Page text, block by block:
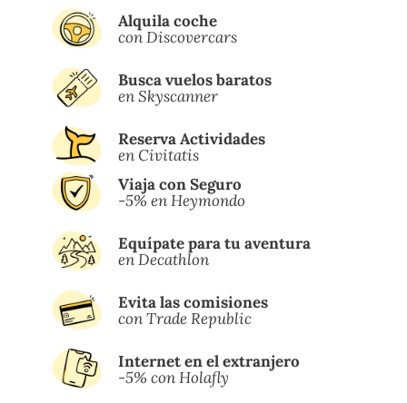
Alquila coche
con Discovercars
Busca vuelos baratos
en Skyscanner
Reserva Actividades
en Civitatis
Viaja con Seguro
-5% en Heymondo
Equípate para tu aventura
en Decathlon
Evita las comisiones
con Trade Republic
Internet en el extranjero
-5% con Holafly